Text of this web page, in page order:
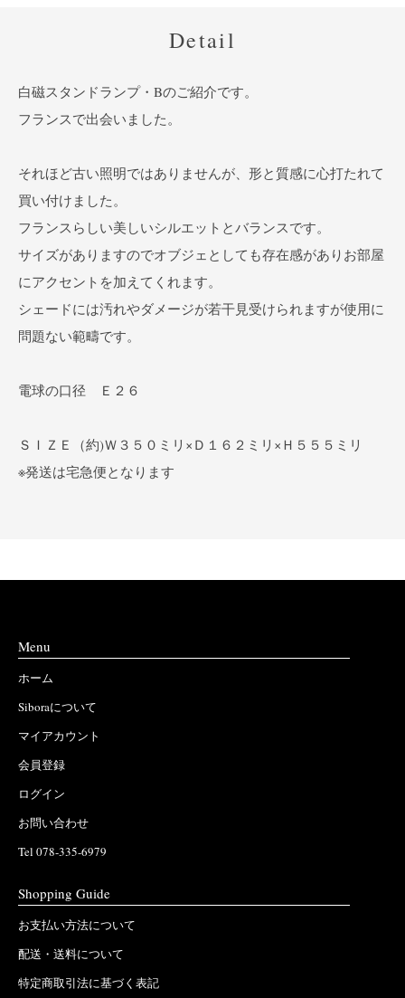
Detail
白磁スタンドランプ・Bのご紹介です。
フランスで出会いました。
それほど古い照明ではありませんが、形と質感に心打たれて
買い付けました。
フランスらしい美しいシルエットとバランスです。
サイズがありますのでオブジェとしても存在感がありお部屋
にアクセントを加えてくれます。
シェードには汚れやダメージが若干見受けられますが使用に
問題ない範疇です。
電球の口径 Ｅ２６
ＳＩＺＥ（約)Ｗ３５０ミリ×Ｄ１６２ミリ×Ｈ５５５ミリ
※発送は宅急便となります
Menu
ホーム
Siboraについて
マイアカウント
会員登録
ログイン
お問い合わせ
Tel 078-335-6979
Shopping Guide
お支払い方法について
配送・送料について
特定商取引法に基づく表記